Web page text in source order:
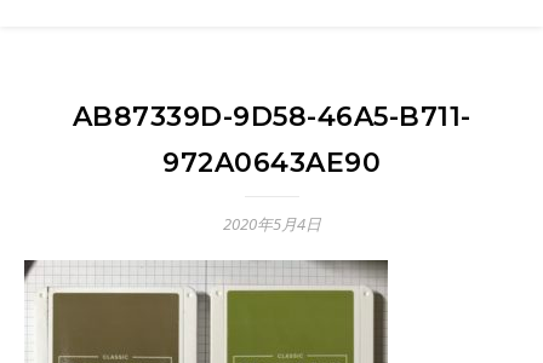
AB87339D-9D58-46A5-B711-
972A0643AE90
2020年5月4日